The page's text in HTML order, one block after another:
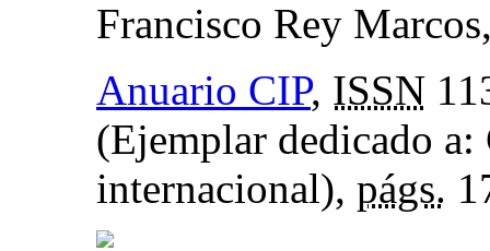
Francisco Rey
Anuario CIP, ISSN
(Ejemplar dedicado
internacional), págs.